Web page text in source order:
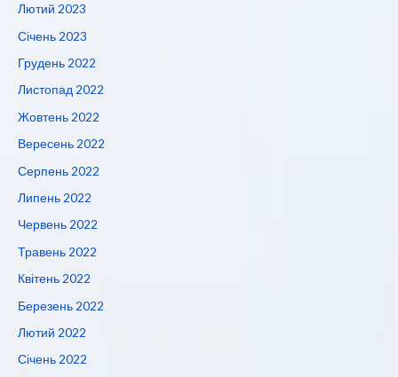
Лютий 2023
Січень 2023
Грудень 2022
Листопад 2022
Жовтень 2022
Вересень 2022
Серпень 2022
Липень 2022
Червень 2022
Травень 2022
Квітень 2022
Березень 2022
Лютий 2022
Січень 2022